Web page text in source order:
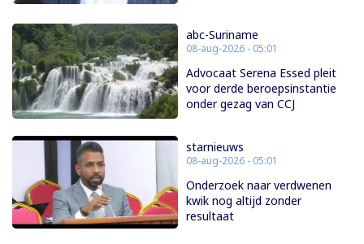
abc-Suriname
08-aug-2026 - 05:01
Advocaat Serena Essed pleit
voor derde beroepsinstantie
onder gezag van CCJ
starnieuws
08-aug-2026 - 05:01
Onderzoek naar verdwenen
kwik nog altijd zonder
resultaat